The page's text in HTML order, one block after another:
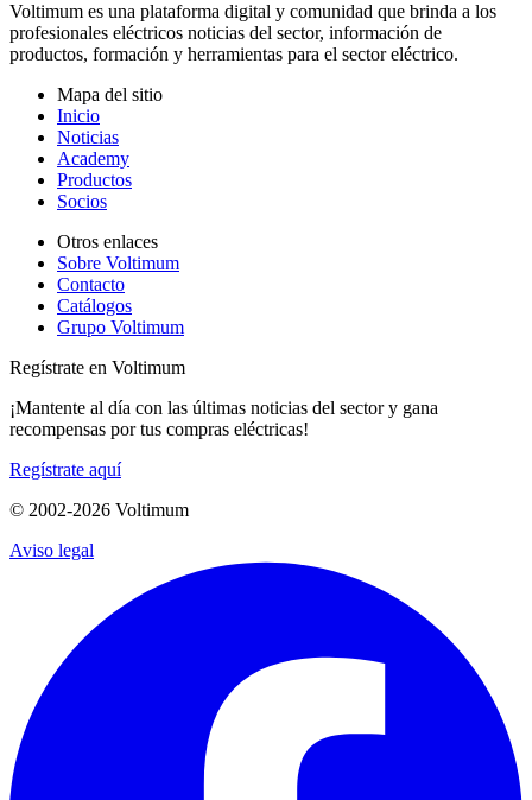
Voltimum es una plataforma digital y comunidad que brinda a los
profesionales eléctricos noticias del sector, información de
productos, formación y herramientas para el sector eléctrico.
Mapa del sitio
Inicio
Noticias
Academy
Productos
Socios
Otros enlaces
Sobre Voltimum
Contacto
Catálogos
Grupo Voltimum
Regístrate en Voltimum
¡Mantente al día con las últimas noticias del sector y gana
recompensas por tus compras eléctricas!
Regístrate aquí
© 2002-2026 Voltimum
Aviso legal